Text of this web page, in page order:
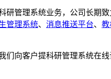
管理系统业务，公司长期致
管理系统、 消息推送平台、 教
客户提科研管理系统在